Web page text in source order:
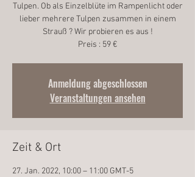
Tulpen. Ob als Einzelblüte im Rampenlicht oder
lieber mehrere Tulpen zusammen in einem
Strauß ? Wir probieren es aus !
Preis : 59 €
Anmeldung abgeschlossen
Veranstaltungen ansehen
Zeit & Ort
27. Jan. 2022, 10:00 – 11:00 GMT-5